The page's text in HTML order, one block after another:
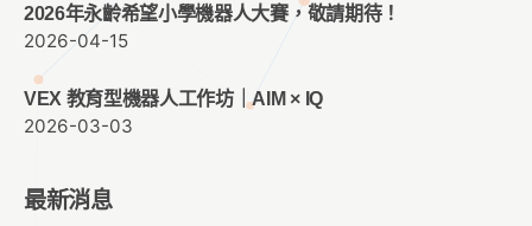
2026年永齡希望小學機器人大賽，敬請期待！
2026-04-15
VEX 教育型機器人工作坊｜AIM × IQ
2026-03-03
最新消息